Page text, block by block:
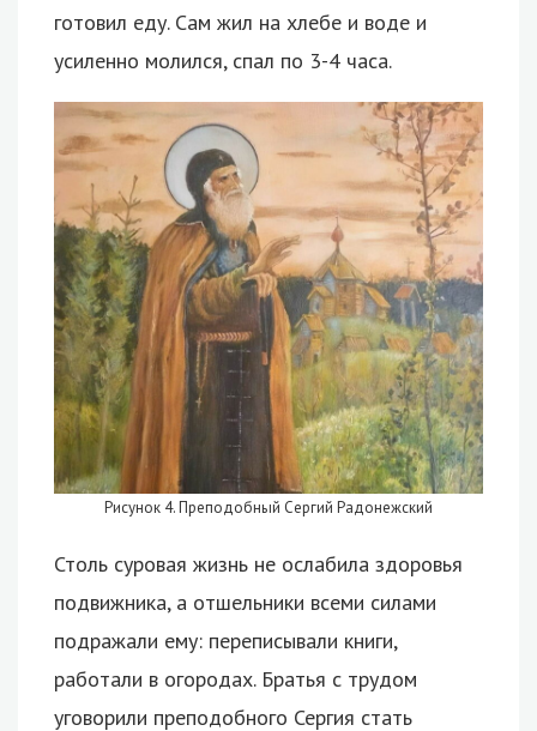
готовил еду. Сам жил на хлебе и воде и
усиленно молился, спал по 3-4 часа.
Рисунок 4. Преподобный Сергий Радонежский
Столь суровая жизнь не ослабила здоровья
подвижника, а отшельники всеми силами
подражали ему: переписывали книги,
работали в огородах. Братья с трудом
уговорили преподобного Сергия стать